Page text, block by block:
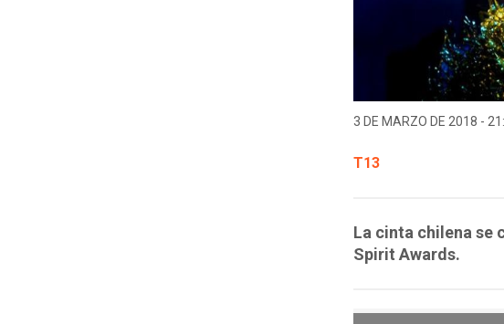
3 DE MARZO DE 2018 -
T13
La cinta chilena se
Spirit Awards.